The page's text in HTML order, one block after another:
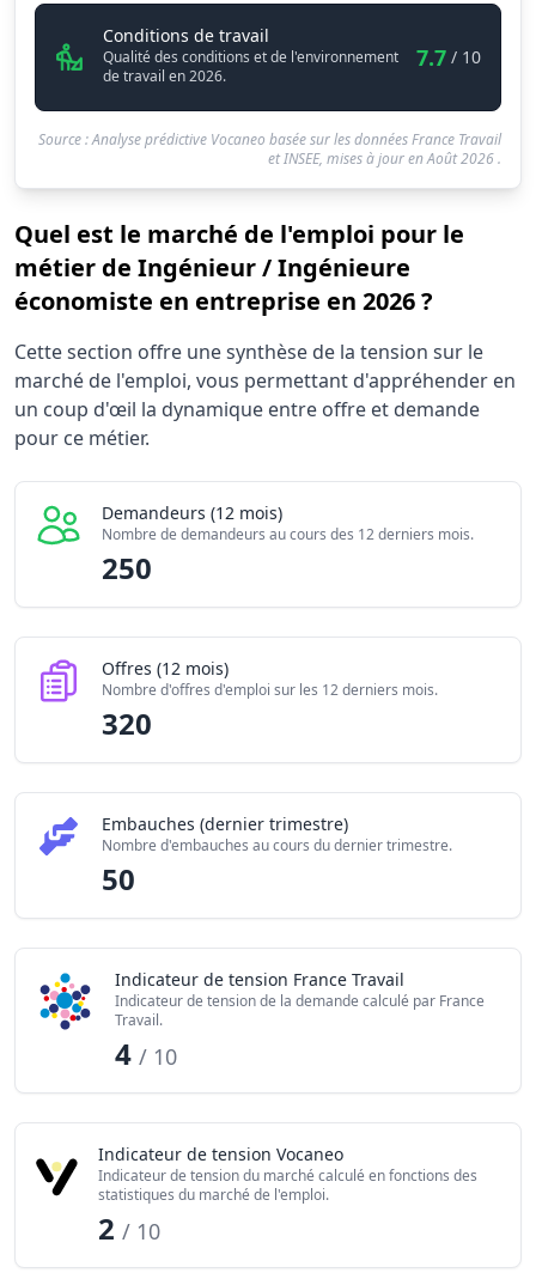
Conditions de travail
Qualité des conditions et de l'environnement
de travail en 2026.
7.7 / 10
Source : Analyse prédictive Vocaneo basée sur les données France Travail
et INSEE, mises à jour enAoût 2026.
Quel est le marché de l'emploi pour le
métier de Ingénieur / Ingénieure
économiste en entreprise en 2026 ?
Statistiques recrutement Ingénieur / Ingénieure
Indicateur
Demandeurs d'emploi (12 mois)
Offres publiées (12 mois)
Indice de tension globale
Cette section offre une synthèse de la tension sur le
marché de l'emploi, vous permettant d'appréhender en
un coup d'œil la dynamique entre offre et demande
pour ce métier.
Demandeurs (12 mois)
Nombre de demandeurs au cours des 12 derniers mois.
250
Offres (12 mois)
Nombre d'offres d'emploi sur les 12 derniers mois.
320
Embauches (dernier trimestre)
Nombre d'embauches au cours du dernier trimestre.
50
Indicateur de tension France Travail
Indicateur de tension de la demande calculé par France
Travail.
4/ 10
Indicateur de tension Vocaneo
Indicateur de tension du marché calculé en fonctions des
statistiques du marché de l'emploi.
2 / 10